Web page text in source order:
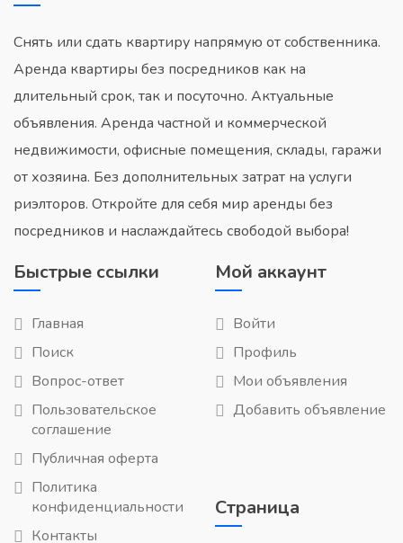
Снять или сдать квартиру напрямую от собственника.
Аренда квартиры без посредников как на
длительный срок, так и посуточно. Актуальные
объявления. Аренда частной и коммерческой
недвижимости, офисные помещения, склады, гаражи
от хозяина. Без дополнительных затрат на услуги
риэлторов. Откройте для себя мир аренды без
посредников и наслаждайтесь свободой выбора!
Быстрые ссылки
Главная
Поиск
Вопрос-ответ
Пользовательское
соглашение
Публичная оферта
Политика
конфиденциальности
Контакты
Мой аккаунт
Войти
Профиль
Мои объявления
Добавить объявление
Страница